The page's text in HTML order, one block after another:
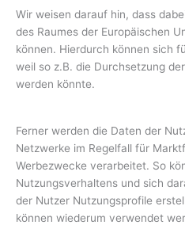
Wir weisen darauf hin, dass
des Raumes der Europäischen
können. Hierdurch können sich
weil so z.B. die Durchsetzung
werden könnte.
Ferner werden die Daten der
Netzwerke im Regelfall für
Werbezwecke verarbeitet. So
Nutzungsverhaltens und sich
der Nutzer Nutzungsprofile
können wiederum verwendet